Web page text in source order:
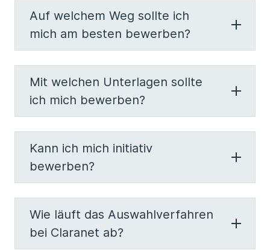
Auf welchem Weg sollte ich
mich am besten bewerben?
Mit welchen Unterlagen sollte
ich mich bewerben?
Kann ich mich initiativ
bewerben?
Wie läuft das Auswahlverfahren
bei Claranet ab?